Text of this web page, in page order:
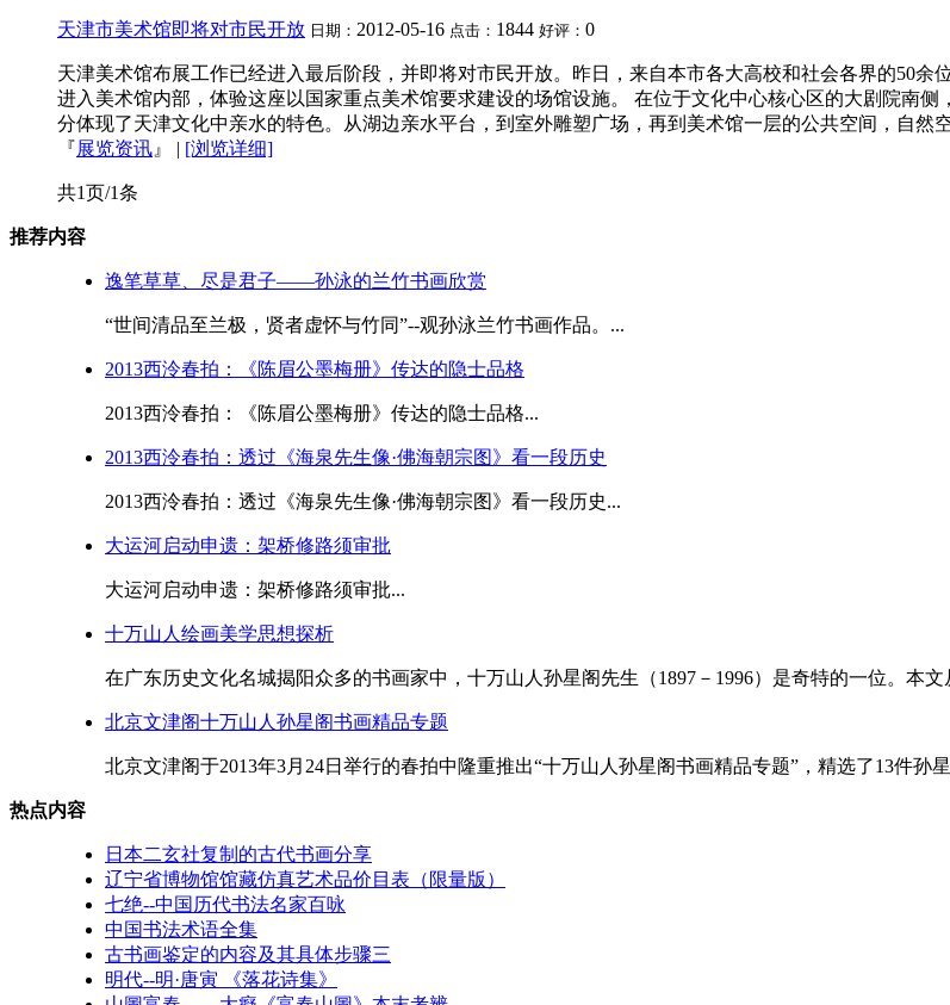
天津市美术馆即将对市民开放 日期： 2012-05-16 点击： 1844 好评： 0
天津美术馆布展工作已经进入最后阶段，并即将对市民开放。昨日，来自本市各大高校和社会各界的50
进入美术馆内部，体验这座以国家重点美术馆要求建设的场馆设施。 在位于文化中心核心区的大剧院南
分体现了天津文化中亲水的特色。从湖边亲水平台，到室外雕塑广场，再到美术馆一层的公共空间，自
『展览资讯 』 | [浏览详细]
共1页/1条
推荐内容
逸笔草草、尽是君子——孙泳的兰竹书画欣赏
“世间清品至兰极，贤者虚怀与竹同”--观孙泳兰竹书画作品。...
2013西泠春拍：《陈眉公墨梅册》传达的隐士品格
2013西泠春拍：《陈眉公墨梅册》传达的隐士品格...
2013西泠春拍：透过《海泉先生像·佛海朝宗图》看一段历史
2013西泠春拍：透过《海泉先生像·佛海朝宗图》看一段历史...
大运河启动申遗：架桥修路须审批
大运河启动申遗：架桥修路须审批...
十万山人绘画美学思想探析
在广东历史文化名城揭阳众多的书画家中，十万山人孙星阁先生（1897－1996）是奇特的一位。本
北京文津阁十万山人孙星阁书画精品专题
北京文津阁于2013年3月24日举行的春拍中隆重推出“十万山人孙星阁书画精品专题”，精选了13件孙
热点内容
日本二玄社复制的古代书画分享
辽宁省博物馆馆藏仿真艺术品价目表（限量版）
七绝--中国历代书法名家百咏
中国书法术语全集
古书画鉴定的内容及其具体步骤三
明代--明·唐寅 《落花诗集》